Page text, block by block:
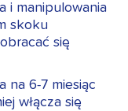
i manipulowania
skoku
się
na 6-7 miesiąc
włącza się